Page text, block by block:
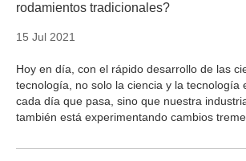
rodamientos tradicionales?
15 Jul 2021
Hoy en día, con el rápido desarrollo de las
tecnología, no solo la ciencia y la tecnología
cada día que pasa, sino que nuestra
también está experimentando cambios